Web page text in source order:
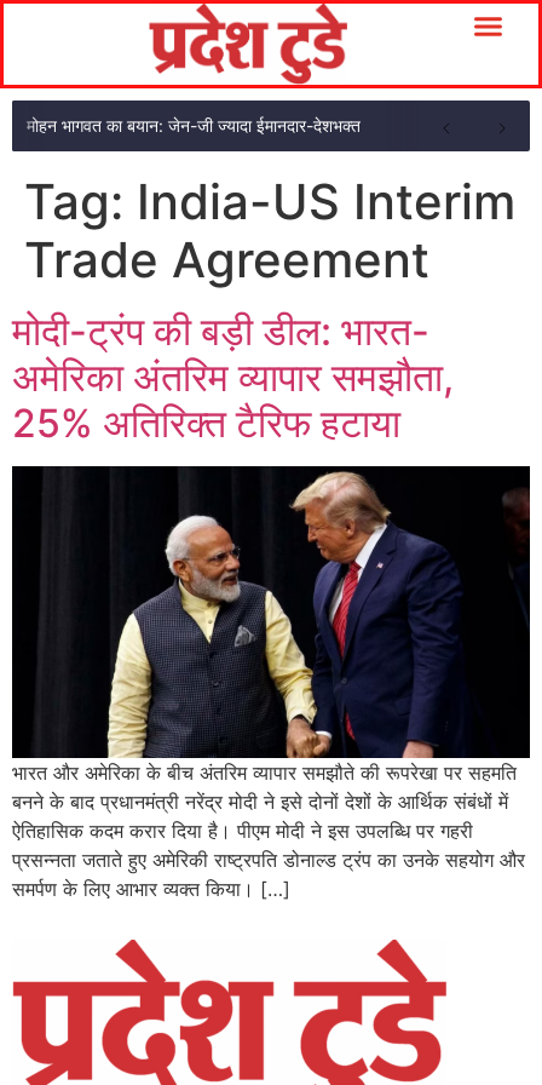
मोहन भागवत का बयान: जेन-जी ज्यादा ईमानदार-देशभक्त
Tag: India-US Interim
Trade Agreement
मोदी-ट्रंप की बड़ी डील: भारत-
अमेरिका अंतरिम व्यापार समझौता,
25% अतिरिक्त टैरिफ हटाया
भारत और अमेरिका के बीच अंतरिम व्यापार समझौते की रूपरेखा पर सहमति
बनने के बाद प्रधानमंत्री नरेंद्र मोदी ने इसे दोनों देशों के आर्थिक संबंधों में
ऐतिहासिक कदम करार दिया है। पीएम मोदी ने इस उपलब्धि पर गहरी
प्रसन्नता जताते हुए अमेरिकी राष्ट्रपति डोनाल्ड ट्रंप का उनके सहयोग और
समर्पण के लिए आभार व्यक्त किया। […]